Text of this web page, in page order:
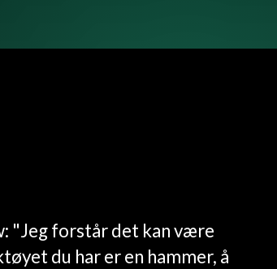
"Jeg forstår det kan være
du har er en hammer, å